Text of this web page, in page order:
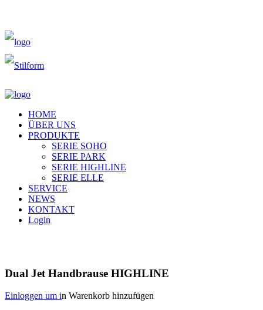
HOME
ÜBER UNS
PRODUKTE
SERIE SOHO
SERIE PARK
SERIE HIGHLINE
SERIE ELLE
SERVICE
NEWS
KONTAKT
Login
Dual Jet Handbrause HIGHLINE
Einloggen um in Warenkorb hinzufügen